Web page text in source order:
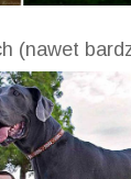
(nawet